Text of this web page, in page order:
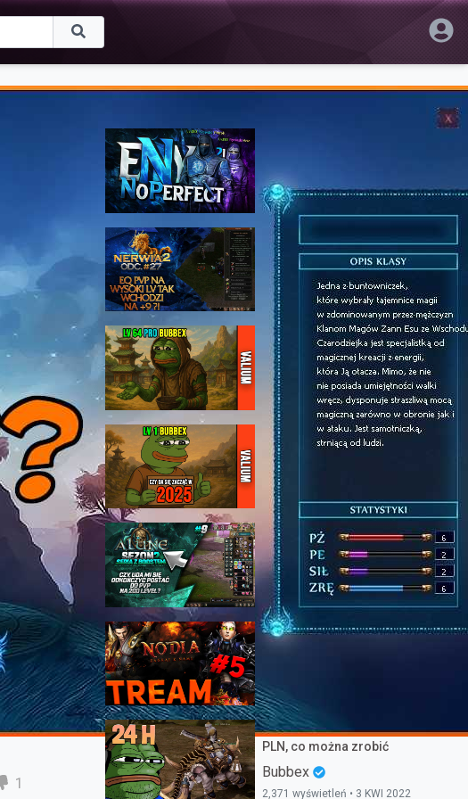
1
Proponowane
NoPerfect
180 wyświetleń • 11 LIP 2024
PRZERABIAM SZAMANA NA
KILLERA W PVP! *TOTALNIE OD
ZERA* - [#27] NERWIA2
SZAMANEM HEALEREM
TreamProduction
399 wyświetleń • 25 PAŹ 2021
VALIUM.PL - START OD ZERA
25/100H - NOWA MAPA ADEPTA
TO ZA MAŁO?
Bubbex
298 wyświetleń • 18 LIS 2025
VALIUM.PL - START OD ZERA
25/100H - NOWA MAPA ADEPTA
TO ZA MAŁO?
Bubbex
295 wyświetleń • 7 LIS 2025
WIELKIE ROBIENIE BM'A OD
ZERA DO PVP! - [#09] METIN2
ALUNE.PL NA BOOSCIE
TreamProduction
250 wyświetleń • 23 LUT 2022
OD ZERA DO BIG SPOTÓW
183 wyświetleń • 15 KWI 2021
Valium 24h od startu - bez IS'a i
PLN, co można zrobić
Bubbex
2,371 wyświetleń • 3 KWI 2022